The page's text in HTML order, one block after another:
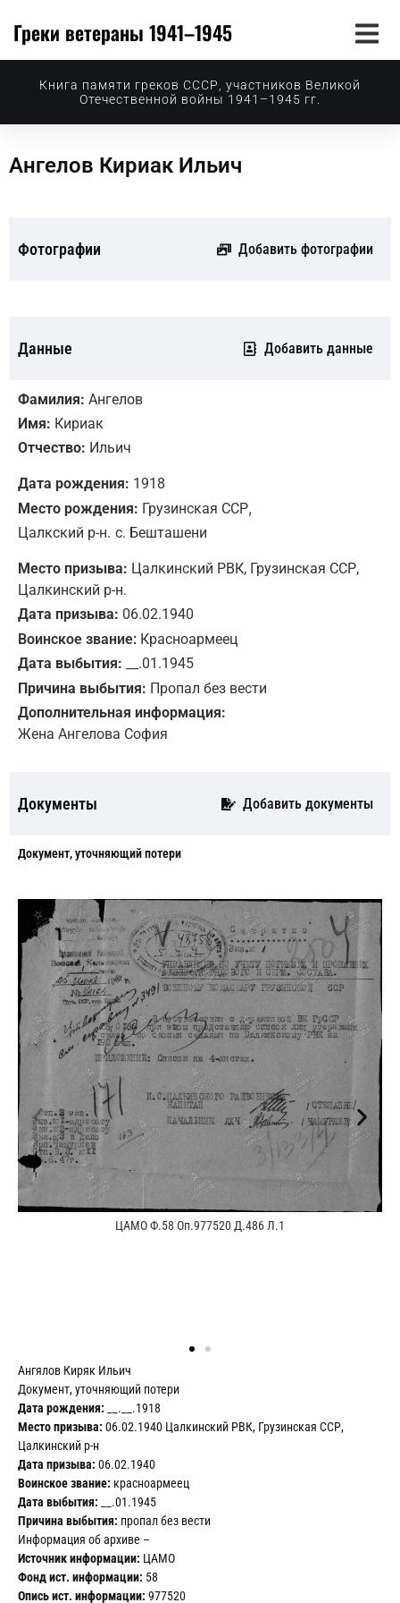
Греки ветераны 1941–1945
Книга памяти греков СССР, участников Великой
Отечественной войны 1941–1945 гг.
Ангелов Кириак Ильич
Фотографии Добавить фотографии
Данные Добавить данные
Фамилия: Ангелов
Имя: Кириак
Отчество: Ильич
Дата рождения: 1918
Место рождения: Грузинская ССР,
Цалкский р-н. с. Бешташени
Место призыва: Цалкинский РВК, Грузинская ССР,
Цалкинский р-н.
Дата призыва: 06.02.1940
Воинское звание: Красноармеец
Дата выбытия: __.01.1945
Причина выбытия: Пропал без вести
Дополнительная информация:
Жена Ангелова София
Документы Добавить документы
Документ, уточняющий потери
ЦАМО Ф.58 Оп.977520 Д.486 Л.1
Ангялов Киряк Ильич
Документ, уточняющий потери
Дата рождения: __.__.1918
Место призыва: 06.02.1940 Цалкинский РВК, Грузинская ССР,
Цалкинский р-н
Дата призыва: 06.02.1940
Воинское звание: красноармеец
Дата выбытия: __.01.1945
Причина выбытия: пропал без вести
Информация об архиве –
Источник информации: ЦАМО
Фонд ист. информации: 58
Опись ист. информации: 977520